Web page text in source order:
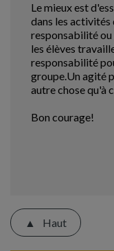
Le mieux est
dans les activités
responsabilité ou
les élèves
responsabilité
groupe.Un agité
autre chose qu'à
Bon courage!
Haut